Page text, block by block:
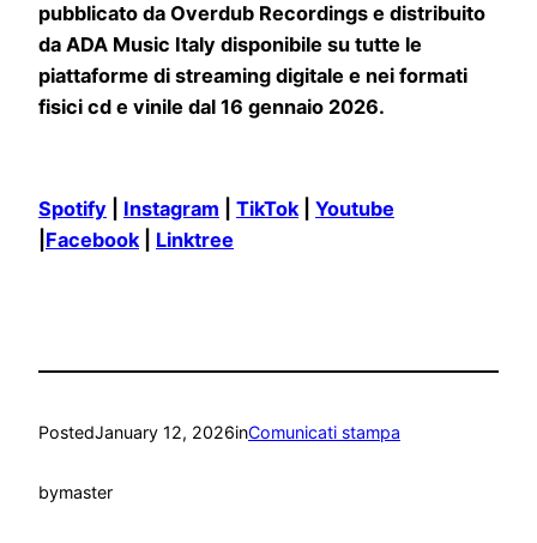
pubblicato da Overdub Recordings e distribuito
da ADA Music Italy disponibile su tutte le
piattaforme di streaming digitale e nei formati
fisici cd e vinile dal 16 gennaio 2026.
Spotify Instagram TikTok
Youtube
Facebook Linktree
PostedJanuary 12, 2026inComunicati stampa
bymaster